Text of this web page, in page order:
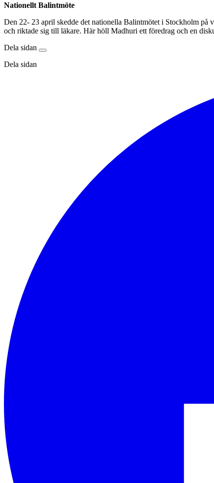
Nationellt Balintmöte
Den 22- 23 april skedde det nationella Balintmötet i Stockholm
och riktade sig till läkare. Här höll Madhuri ett föredrag och en
Dela sidan
Dela sidan